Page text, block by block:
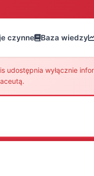
czynne Baza wiedzy
udostępnia wyłącznie